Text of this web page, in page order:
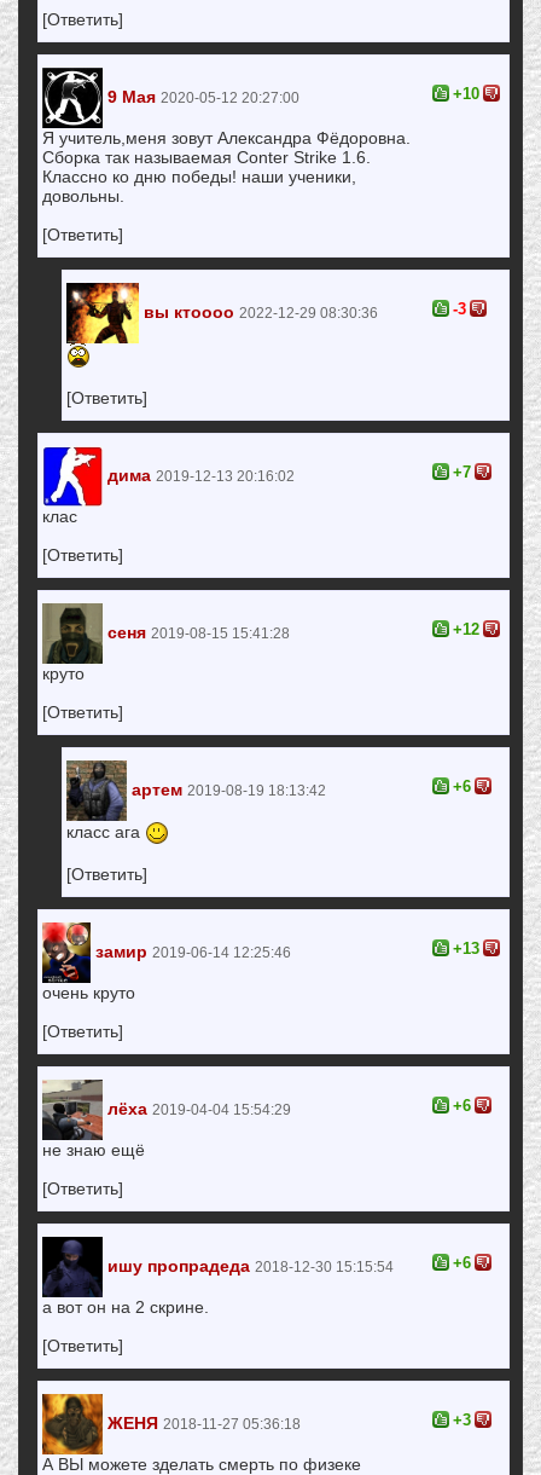
[Ответить]
9 Мая 2020-05-12 20:27:00
Я учитель,меня зовут Александра Фёдоровна.
Сборка так называемая Conter Strike 1.6.
Классно ко дню победы! наши ученики,
довольны.
[Ответить]
+10
вы ктоооо 2022-12-29 08:30:36
[Ответить]
-3
дима 2019-12-13 20:16:02
клас
[Ответить]
+7
сеня 2019-08-15 15:41:28
круто
[Ответить]
+12
артем 2019-08-19 18:13:42
класс ага
[Ответить]
+6
замир 2019-06-14 12:25:46
очень круто
[Ответить]
+13
лёха 2019-04-04 15:54:29
не знаю ещё
[Ответить]
+6
ишу пропрадеда 2018-12-30 15:15:54
а вот он на 2 скрине.
[Ответить]
+6
ЖЕНЯ 2018-11-27 05:36:18
А ВЫ можете зделать смерть по физеке
+3